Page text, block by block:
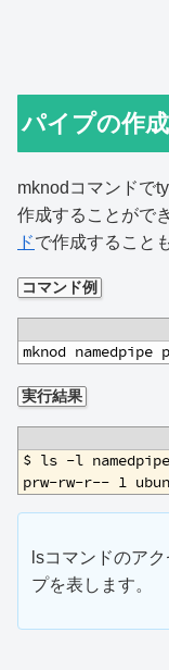
パイプの作成
mknodコマンドで
作成することがで
ドで作成すること
コマンド例
mknod namedpipe p
実行結果
$ ls -l namedpipe
prw-rw-r-- 1
lsコマンドのア
プを表します。